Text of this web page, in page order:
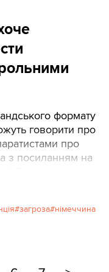
формату
говорити про
про
з посиланням на
від DPA
загроза німеччина